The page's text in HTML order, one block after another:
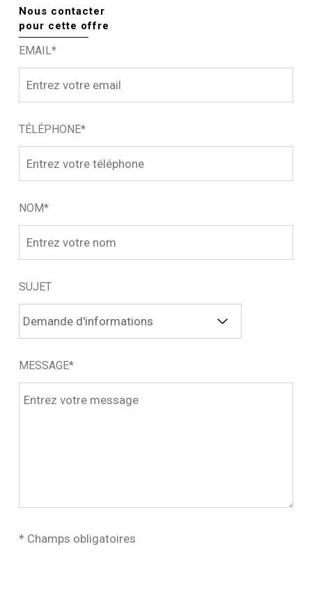
Nous contacter
pour cette offre
EMAIL*
TÉLÉPHONE*
NOM*
SUJET
MESSAGE*
* Champs obligatoires